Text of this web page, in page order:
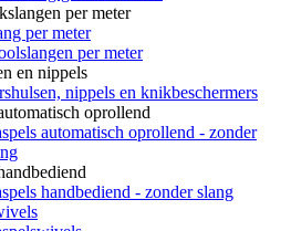
per meter
per meter
per meter
en nippels
nippels en knikbeschermers
oprollend
automatisch oprollend - zonder
handbediend - zonder slang